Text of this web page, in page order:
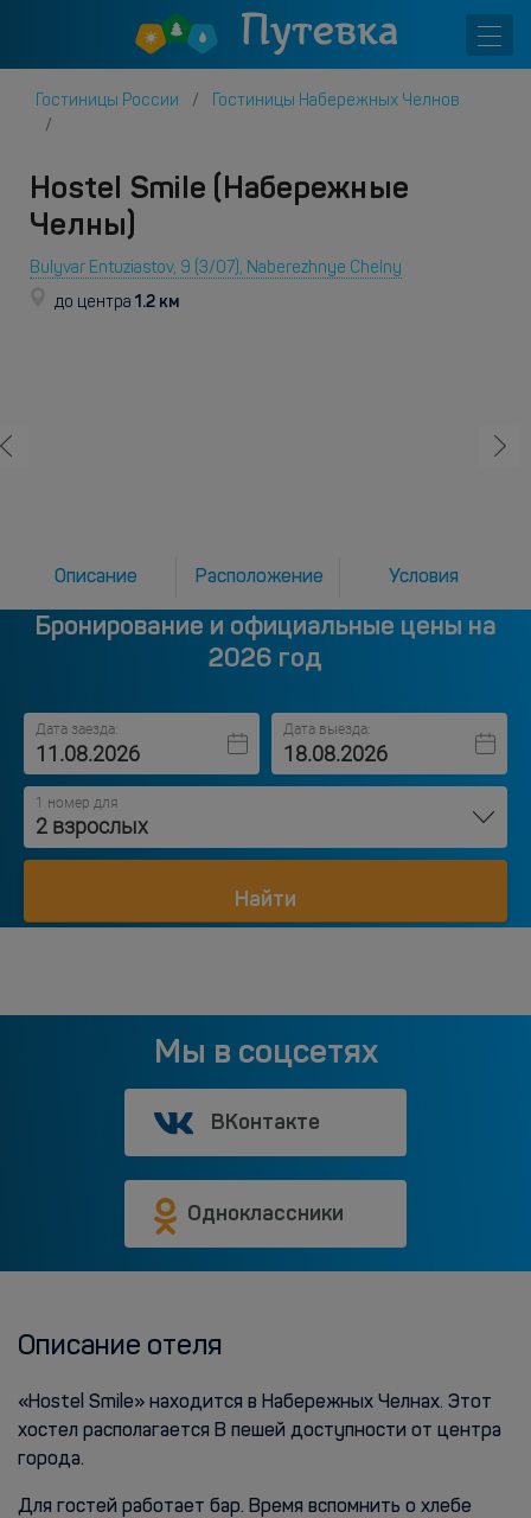
Гостиницы России Гостиницы Набережных Челнов
Hostel Smile (Набережные
Челны)
Bulyvar Entuziastov, 9 (3/07), Naberezhnye Chelny
до центра 1.2 км
Описание Расположение Условия
Бронирование и официальные цены на
2026 год
Дата заезда: Дата выезда:
1 номер для
2 взрослых
Найти
Мы в соцсетях
ВКонтакте
Одноклассники
Описание отеля
«Hostel Smile» находится в Набережных Челнах. Этот
хостел располагается В пешей доступности от центра
города.
Для гостей работает бар. Время вспомнить о хлебе